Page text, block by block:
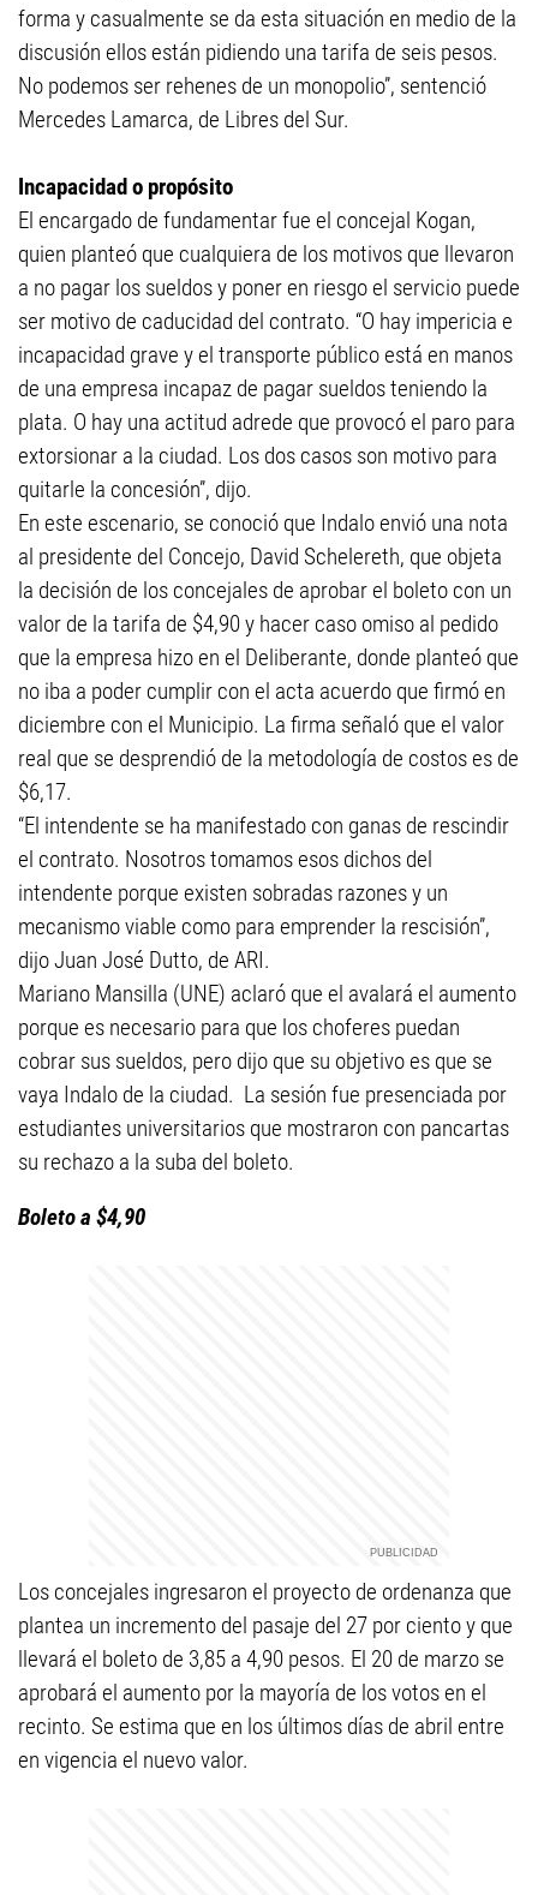
forma y casualmente se da esta situación en medio de la
discusión ellos están pidiendo una tarifa de seis pesos.
No podemos ser rehenes de un monopolio”, sentenció
Mercedes Lamarca, de Libres del Sur.
Incapacidad o propósito
El encargado de fundamentar fue el concejal Kogan,
quien planteó que cualquiera de los motivos que llevaron
a no pagar los sueldos y poner en riesgo el servicio puede
ser motivo de caducidad del contrato. “O hay impericia e
incapacidad grave y el transporte público está en manos
de una empresa incapaz de pagar sueldos teniendo la
plata. O hay una actitud adrede que provocó el paro para
extorsionar a la ciudad. Los dos casos son motivo para
quitarle la concesión”, dijo.
En este escenario, se conoció que Indalo envió una nota
al presidente del Concejo, David Schelereth, que objeta
la decisión de los concejales de aprobar el boleto con un
valor de la tarifa de $4,90 y hacer caso omiso al pedido
que la empresa hizo en el Deliberante, donde planteó que
no iba a poder cumplir con el acta acuerdo que firmó en
diciembre con el Municipio. La firma señaló que el valor
real que se desprendió de la metodología de costos es de
$6,17.
“El intendente se ha manifestado con ganas de rescindir
el contrato. Nosotros tomamos esos dichos del
intendente porque existen sobradas razones y un
mecanismo viable como para emprender la rescisión”,
dijo Juan José Dutto, de ARI.
Mariano Mansilla (UNE) aclaró que el avalará el aumento
porque es necesario para que los choferes puedan
cobrar sus sueldos, pero dijo que su objetivo es que se
vaya Indalo de la ciudad. La sesión fue presenciada por
estudiantes universitarios que mostraron con pancartas
su rechazo a la suba del boleto.
Boleto a $4,90
Los concejales ingresaron el proyecto de ordenanza que
plantea un incremento del pasaje del 27 por ciento y que
llevará el boleto de 3,85 a 4,90 pesos. El 20 de marzo se
aprobará el aumento por la mayoría de los votos en el
recinto. Se estima que en los últimos días de abril entre
en vigencia el nuevo valor.